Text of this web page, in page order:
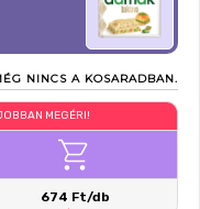
NINCS A KOSARADBAN.
MEGÉRI!
674 Ft/db